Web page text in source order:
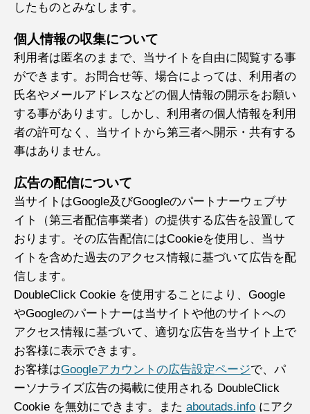
したものとみなします。
個人情報の収集について
利用者は匿名のままで、当サイトを自由に閲覧する事
ができます。お問合せ等、場合によっては、利用者の
氏名やメールアドレスなどの個人情報の開示をお願い
する事があります。しかし、利用者の個人情報を利用
者の許可なく、当サイトから第三者へ開示・共有する
事はありません。
広告の配信について
当サイトはGoogle及びGoogleのパートナーウェブサ
イト（第三者配信事業者）の提供する広告を設置して
おります。その広告配信にはCookieを使用し、当サ
イトを含めた過去のアクセス情報に基づいて広告を配
信します。
DoubleClick Cookie を使用することにより、Google
やGoogleのパートナーは当サイトや他のサイトへの
アクセス情報に基づいて、適切な広告を当サイト上で
お客様に表示できます。
お客様はGoogleアカウントの広告設定ページで、パ
ーソナライズ広告の掲載に使用される DoubleClick
Cookie を無効にできます。また aboutads.info にアク